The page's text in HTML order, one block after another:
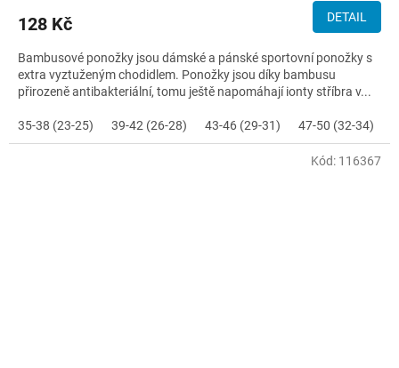
128 Kč DETAIL
Bambusové ponožky jsou dámské a pánské sportovní ponožky s
extra vyztuženým chodidlem. Ponožky jsou díky bambusu
přirozeně antibakteriální, tomu ještě napomáhají ionty stříbra v...
35-38 (23-25) 39-42 (26-28) 43-46 (29-31) 47-50 (32-34)
Kód: 116367